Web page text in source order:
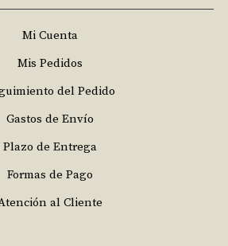
Mi Cuenta
Mis Pedidos
del Pedido
Gastos de Envío
Plazo de Entrega
Formas de Pago
al Cliente